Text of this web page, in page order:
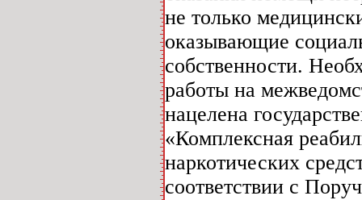
не только
оказывающие
собственности.
работы на
нацелена
«Комплексная
наркотических
соответствии с